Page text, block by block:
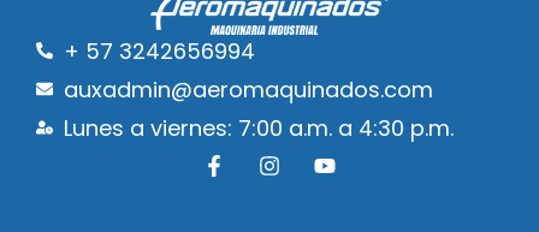
+ 57 3242656994
auxadmin@aeromaquinados.com
Lunes a viernes: 7:00 a.m. a 4:30 p.m.